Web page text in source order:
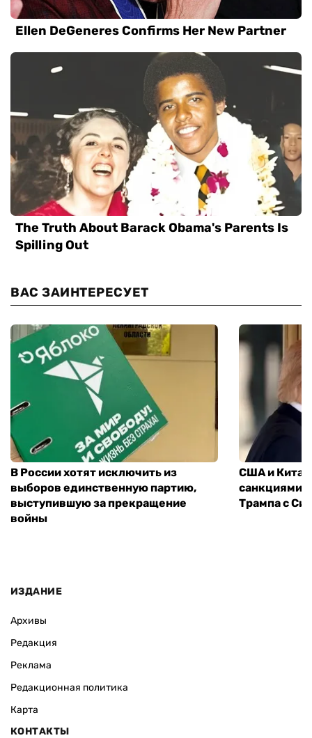
ВАС ЗАИНТЕРЕСУЕТ
В России хотят исключить из
выборов единственную партию,
выступившую за прекращение
войны
США и
санкциями:
Трампа с Си
ИЗДАНИЕ
Архивы
Редакция
Реклама
Редакционная политика
Карта
КОНТАКТЫ